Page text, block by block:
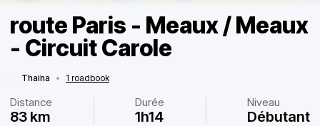
route Paris - Meaux / Meaux
- Circuit Carole
Thaïna • 1 roadbook
Distance
83 km
Durée
1h14
Niveau
Débutant